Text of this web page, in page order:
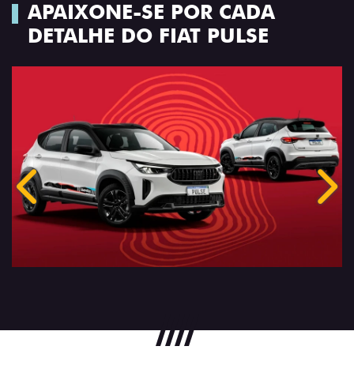
APAIXONE-SE POR CADA
DETALHE DO FIAT PULSE
Anterior